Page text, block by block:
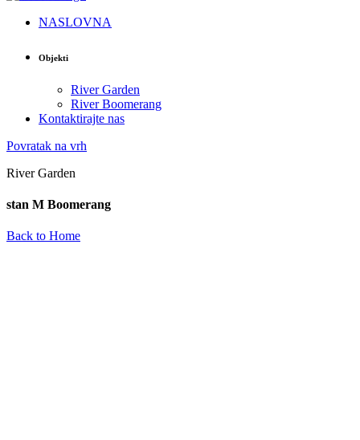
NASLOVNA
Objekti
River Garden
River Boomerang
Kontaktirajte nas
Povratak na vrh
River Garden
stan M Boomerang
Back to Home